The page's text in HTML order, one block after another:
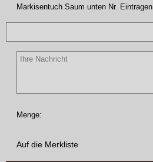
Markisentuch Saum unten Nr. Eintragen
Menge:
Auf die Merkliste